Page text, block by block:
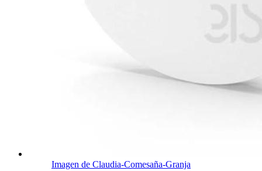
Imagen de Claudia-Comesaña-Granja